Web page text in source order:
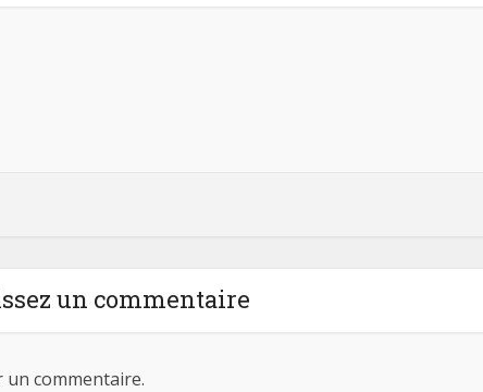
un commentaire
commentaire.